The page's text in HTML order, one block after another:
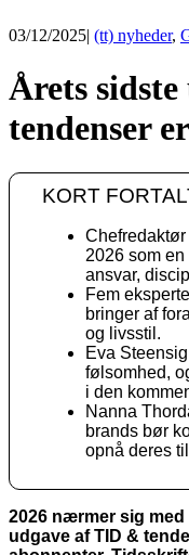
03/12/2025| (tt) nyheder,
Årets
tendenser
KORT
2026 som
ansvar,
Fem
bringer af
og livsstil.
Eva
følsomhed,
i den
Nanna
brands bør
opnå deres
2026 nærmer sig
udgave af TID &